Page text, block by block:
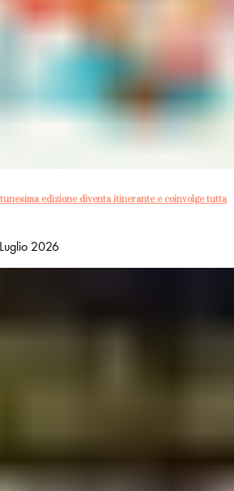
edizione diventa itinerante e coinvolge tutta
2026